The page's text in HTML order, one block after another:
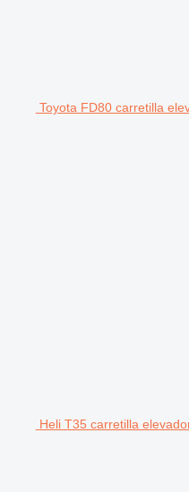
Toyota FD80 carretilla
Heli T35 carretilla